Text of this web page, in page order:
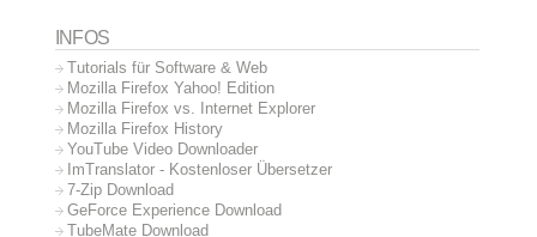
INFOS
Tutorials für Software & Web
Mozilla Firefox Yahoo! Edition
Mozilla Firefox vs. Internet Explorer
Mozilla Firefox History
YouTube Video Downloader
ImTranslator - Kostenloser Übersetzer
7-Zip Download
GeForce Experience Download
TubeMate Download